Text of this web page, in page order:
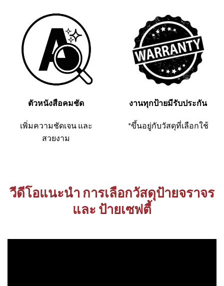
ตัวหนังสือคมชัด
เพิ่มความชัดเจน และ
สวยงาม
งานทุกป้ายมีรับประกัน
*ขึ้นอยู่กับวัสดุที่เลือกใช้
วีดีโอแนะนำ การเลือกวัสดุป้ายจราจร
และ ป้ายเซฟตี้